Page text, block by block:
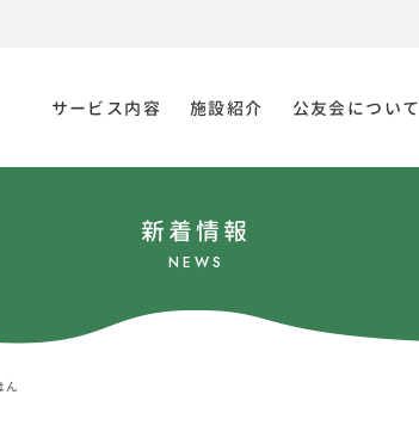
サービス内容 施設紹介 公友会について
新着情報
NEWS